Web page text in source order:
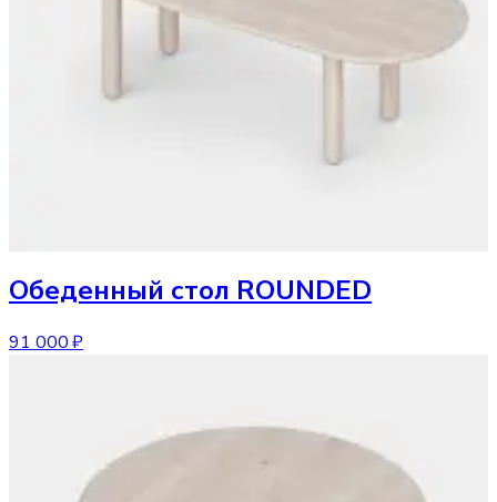
Обеденный стол ROUNDED
91 000 ₽